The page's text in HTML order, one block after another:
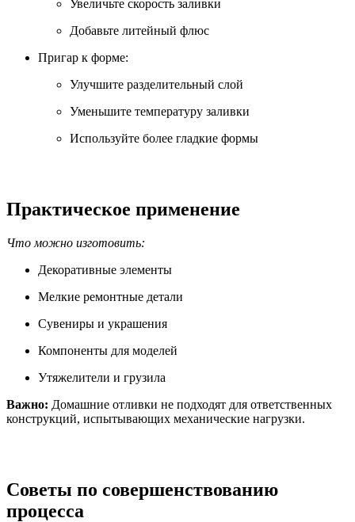
Увеличьте скорость заливки
Добавьте литейный флюс
Пригар к форме:
Улучшите разделительный слой
Уменьшите температуру заливки
Используйте более гладкие формы
Практическое применение
Что можно изготовить:
Декоративные элементы
Мелкие ремонтные детали
Сувениры и украшения
Компоненты для моделей
Утяжелители и грузила
Важно: Домашние отливки не подходят для ответственных
конструкций, испытывающих механические нагрузки.
Советы по совершенствованию
процесса